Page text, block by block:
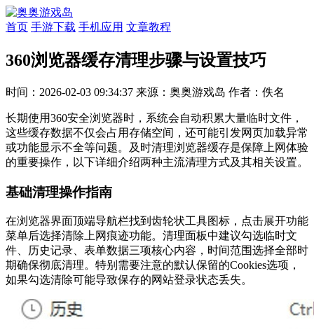
首页 手游下载 手机应用 文章教程
360浏览器缓存清理步骤与设置技巧
时间：2026-02-03 09:34:37 来源：奥奥游戏岛 作者：佚名
长期使用360安全浏览器时，系统会自动积累大量临时文件，
这些缓存数据不仅会占用存储空间，还可能引发网页加载异常
或功能显示不全等问题。及时清理浏览器缓存是保障上网体验
的重要操作，以下详细介绍两种主流清理方式及其相关设置。
基础清理操作指南
在浏览器界面顶端导航栏找到齿轮状工具图标，点击展开功能
菜单后选择清除上网痕迹功能。清理面板中建议勾选临时文
件、历史记录、表单数据三项核心内容，时间范围选择全部时
期确保彻底清理。特别需要注意的默认保留的Cookies选项，
如果勾选清除可能导致保存的网站登录状态丢失。